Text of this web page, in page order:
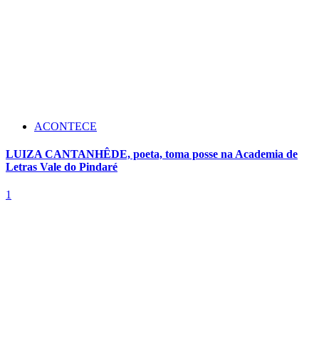
ACONTECE
LUIZA CANTANHÊDE, poeta, toma posse na Academia de
Letras Vale do Pindaré
1